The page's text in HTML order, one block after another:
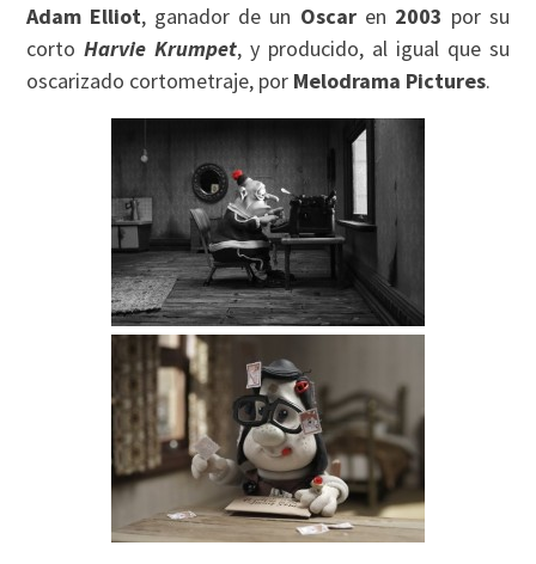
Adam Elliot, ganador de un Oscaren 2003 por su
cortoHarvie Krumpet, y producido, al igual que su
oscarizado cortometraje, por Melodrama Pictures.